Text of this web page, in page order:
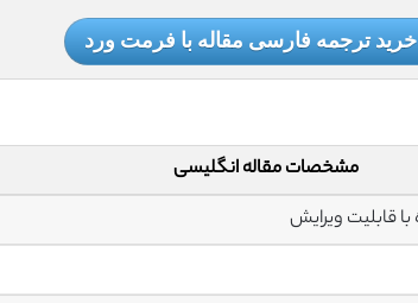
خرید ترجمه فارسی مقاله با فرمت ورد
مشخصات مقاله انگلیسی